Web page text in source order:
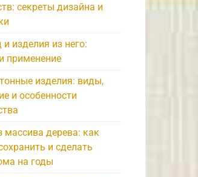
секреты дизайна и
изделия из него:
применение
изделия: виды,
и особенности
массива дерева: как
и сделать
на годы